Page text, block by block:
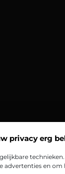
privacy erg
en